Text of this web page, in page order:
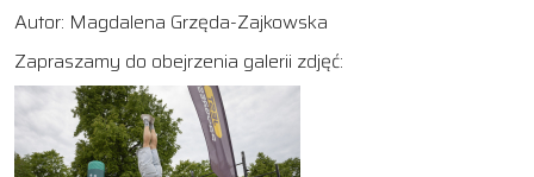
Autor: Magdalena Grzęda-Zajkowska
Zapraszamy do obejrzenia galerii zdjęć: